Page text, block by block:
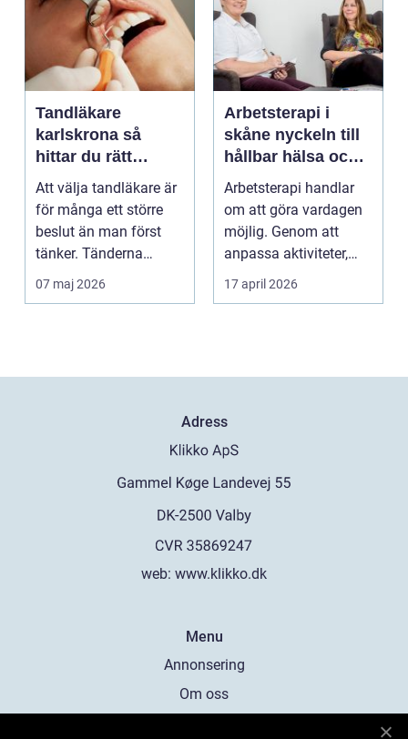
Tandläkare
karlskrona så
hittar du rätt
tandvård nära dig
Att välja tandläkare är
för många ett större
beslut än man först
tänker. Tänderna
påverkar hur vi må...
07 maj 2026
Arbetsterapi i
skåne nyckeln till
hållbar hälsa och
arbete
Arbetsterapi handlar
om att göra vardagen
möjlig. Genom att
anpassa aktiviteter,
miljö och hjälpmede...
17 april 2026
Adress
web: www.klikko.dk
Menu
Annonsering
Om oss